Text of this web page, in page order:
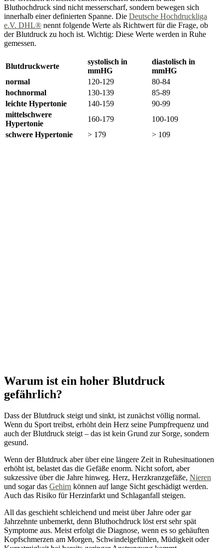
Bluthochdruck sind nicht messerscharf, sondern bewegen sich
innerhalb einer definierten Spanne. Die Deutsche Hochdruckliga
e.V. DHL® nennt folgende Werte als Richtwert für die Frage, ob
der Blutdruck zu hoch ist. Wichtig: Diese Werte werden in Ruhe
gemessen.
Blutdruckwerte
systolisch in
mmHG
diastolisch in
mmHG
normal
120-129
80-84
hochnormal
130-139
85-89
leichte Hypertonie
140-159
90-99
mittelschwere
Hypertonie
160-179
100-109
schwere Hypertonie
> 179 > 109
Warum ist ein hoher Blutdruck
gefährlich?
Dass der Blutdruck steigt und sinkt, ist zunächst völlig normal.
Wenn du Sport treibst, erhöht dein Herz seine Pumpfrequenz und
auch der Blutdruck steigt – das ist kein Grund zur Sorge, sondern
gesund.
Wenn der Blutdruck aber über eine längere Zeit in Ruhesituationen
erhöht ist, belastet das die Gefäße enorm. Nicht sofort, aber
sukzessive über die Jahre hinweg. Herz, Herzkranzgefäße, Nieren
und sogar das Gehirn können auf lange Sicht geschädigt werden.
Auch das Risiko für Herzinfarkt und Schlaganfall steigen.
All das geschieht schleichend und meist über Jahre oder gar
Jahrzehnte unbemerkt, denn Bluthochdruck löst erst sehr spät
Symptome aus. Meist erfolgt die Diagnose, wenn es so gehäuften
Kopfschmerzen am Morgen, Schwindelgefühlen, Müdigkeit oder